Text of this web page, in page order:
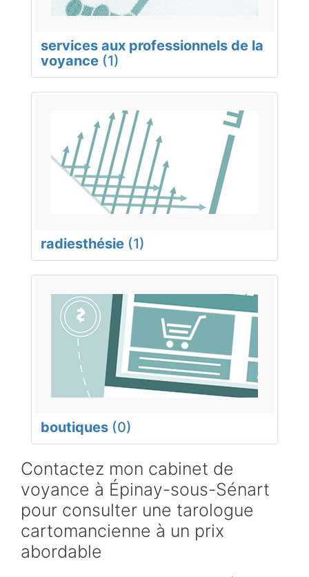
services aux professionnels de la
voyance (1)
radiesthésie (1)
boutiques (0)
Contactez mon cabinet de
voyance à Épinay-sous-Sénart
pour consulter une tarologue
cartomancienne à un prix
abordable